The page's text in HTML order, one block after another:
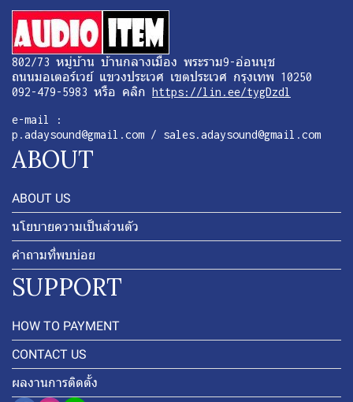
802/73 หมู่บ้าน บ้านกลางเมือง พระราม9-อ่อนนุช
ถนนมอเตอร์เวย์ แขวงประเวศ เขตประเวศ กรุงเทพ 10250
092-479-5983 หรือ คลิก https://lin.ee/tygDzdl
e-mail :
p.adaysound@gmail.com / sales.adaysound@gmail.com
ABOUT
ABOUT US
นโยบายความเป็นส่วนตัว
คำถามที่พบบ่อย
SUPPORT
HOW TO PAYMENT
CONTACT US
ผลงานการติดตั้ง